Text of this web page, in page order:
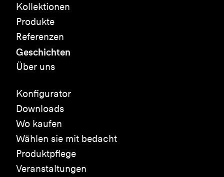
Kollektionen
Produkte
Referenzen
Geschichten
Über uns
Konfigurator
Downloads
Wo kaufen
Wählen sie mit bedacht
Produktpflege
Veranstaltungen